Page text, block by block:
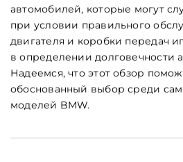
автомобилей, которые могут
при условии правильного
двигателя и коробки передач
в определении долговечности
Надеемся, что этот обзор
обоснованный выбор среди
моделей BMW.